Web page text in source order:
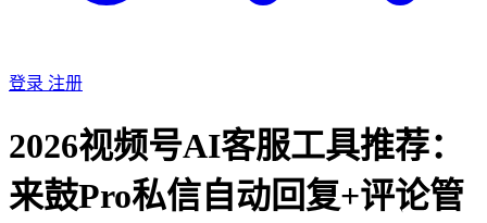
登录 注册
2026视频号AI客服工具推荐：
来鼓Pro私信自动回复+评论管